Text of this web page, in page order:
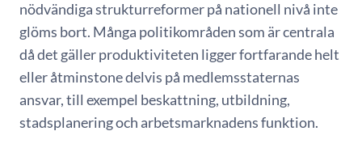
nödvändiga strukturreformer på nationell nivå inte
glöms bort. Många politikområden som är centrala
då det gäller produktiviteten ligger fortfarande helt
eller åtminstone delvis på medlemsstaternas
ansvar, till exempel beskattning, utbildning,
stadsplanering och arbetsmarknadens funktion.